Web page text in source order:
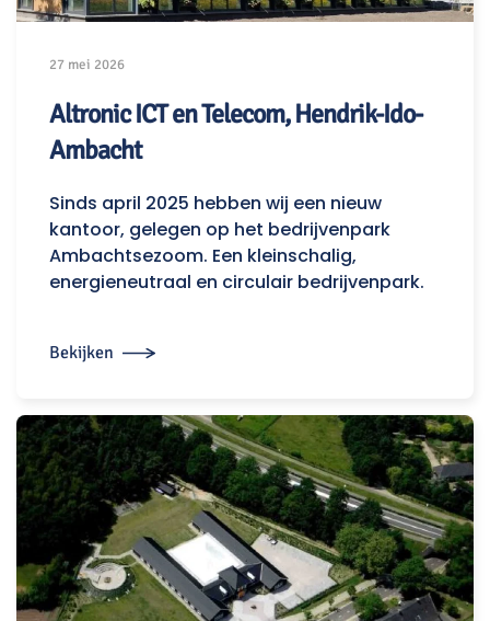
27 mei 2026
Altronic ICT en Telecom, Hendrik-Ido-
Ambacht
Sinds april 2025 hebben wij een nieuw
kantoor, gelegen op het bedrijvenpark
Ambachtsezoom. Een kleinschalig,
energieneutraal en circulair bedrijvenpark.
Bekijken